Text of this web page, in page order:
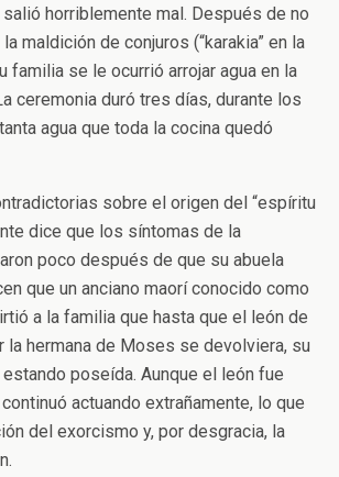
salió horriblemente mal. Después de no
maldición de conjuros (“karakia” en la
familia se le ocurrió arrojar agua en la
ceremonia duró tres días, durante los
agua que toda la cocina quedó
sobre el origen del “espíritu
dice que los síntomas de la
poco después de que su abuela
que un anciano maorí conocido como
a la familia que hasta que el león de
la hermana de Moses se devolviera, su
poseída. Aunque el león fue
actuando extrañamente, lo que
del exorcismo y, por desgracia, la